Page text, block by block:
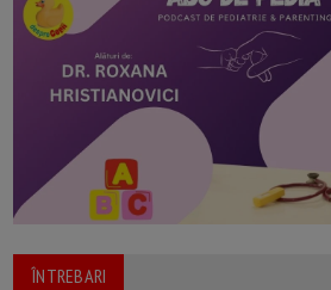
ÎNTREBARI